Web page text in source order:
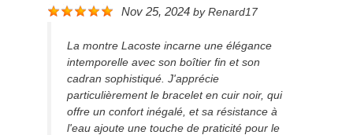
Nov 25, 2024 by Renard17
La montre Lacoste incarne une élégance
intemporelle avec son boîtier fin et son
cadran sophistiqué. J'apprécie
particulièrement le bracelet en cuir noir, qui
offre un confort inégalé, et sa résistance à
l'eau ajoute une touche de praticité pour le